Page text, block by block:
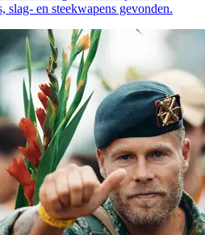
en steekwapens gevonden.